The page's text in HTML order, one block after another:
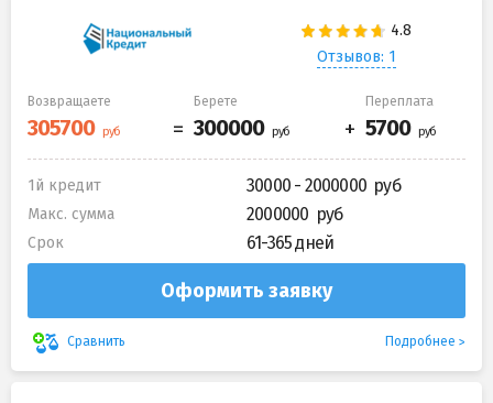
Отзывов: 1
Возвращаете Берете Переплата
1й кредит 30000 - 2000000
Макс. сумма 2000000
Срок 61-365 дней
Оформить заявку
Сравнить Подробнее